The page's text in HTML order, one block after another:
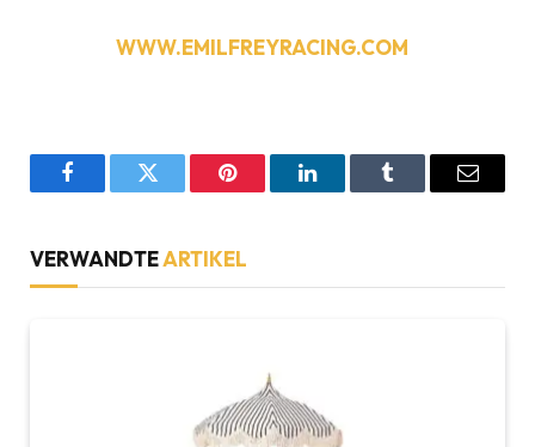
WWW.EMILFREYRACING.COM
FacebookTwitter Pinterest LinkedInTumblr Email
VERWANDTEARTIKEL